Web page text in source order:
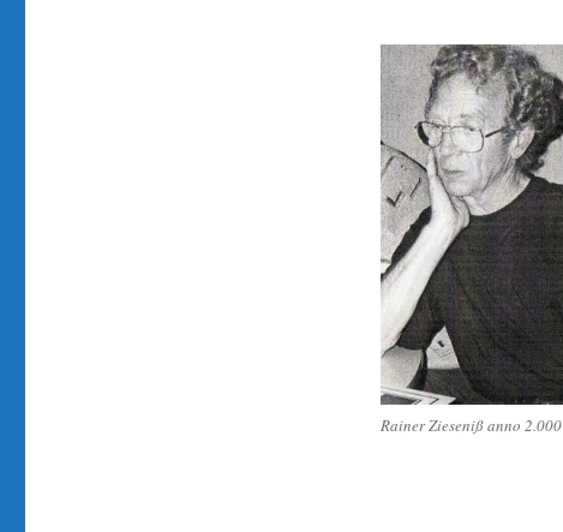
Rainer Zieseniß anno 2.000